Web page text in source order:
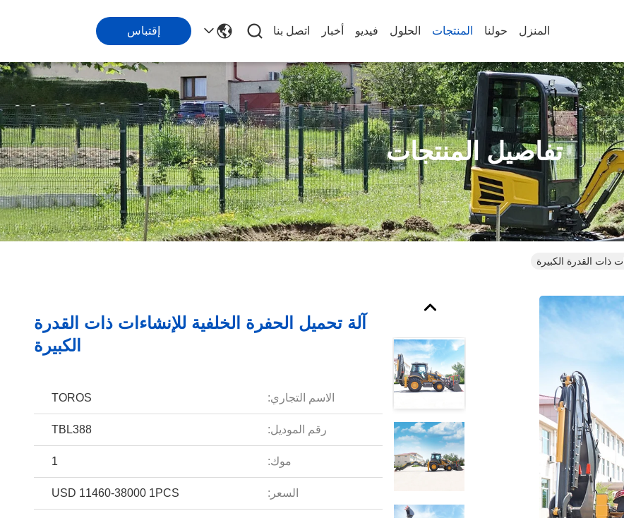
المنزل حولنا المنتجات الحلول فيديو أخبار اتصل بنا إقتباس
تفاصيل المنتجات
ذات القدرة الكبيرة
آلة تحميل الحفرة الخلفية للإنشاءات ذات القدرة
الكبيرة
الاسم التجاري: TOROS
رقم الموديل: TBL388
موك: 1
السعر: USD 11460-38000 1PCS